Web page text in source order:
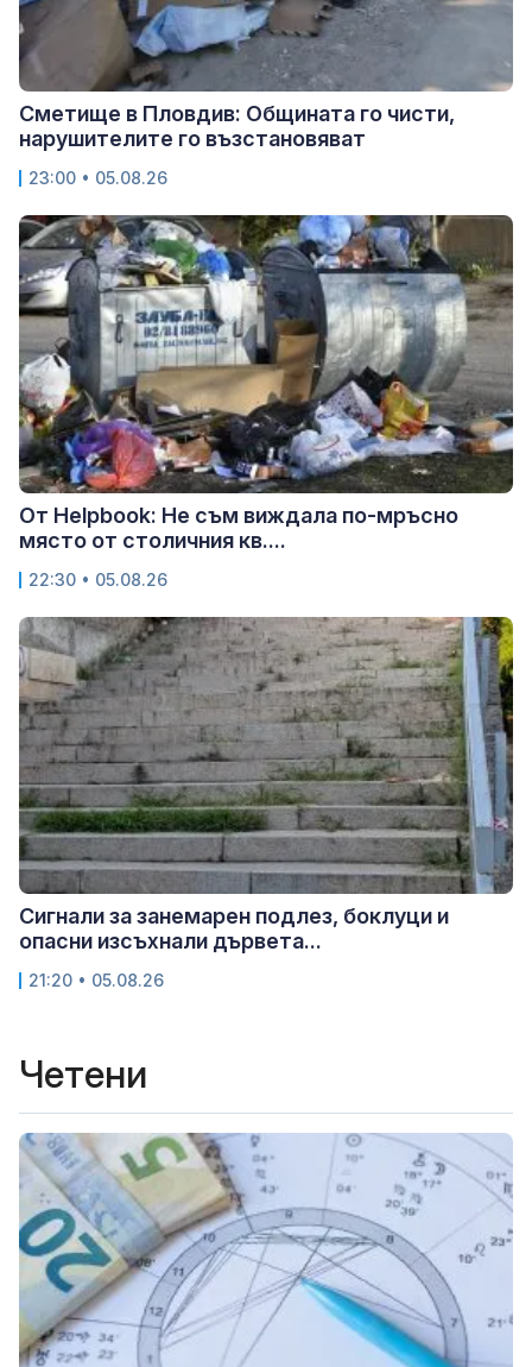
Сметище в Пловдив: Общината го чисти,
нарушителите го възстановяват
23:00 • 05.08.26
От Helpbook: Не съм виждала по-мръсно
място от столичния кв....
22:30 • 05.08.26
Сигнали за занемарен подлез, боклуци и
опасни изсъхнали дървета...
21:20 • 05.08.26
Четени